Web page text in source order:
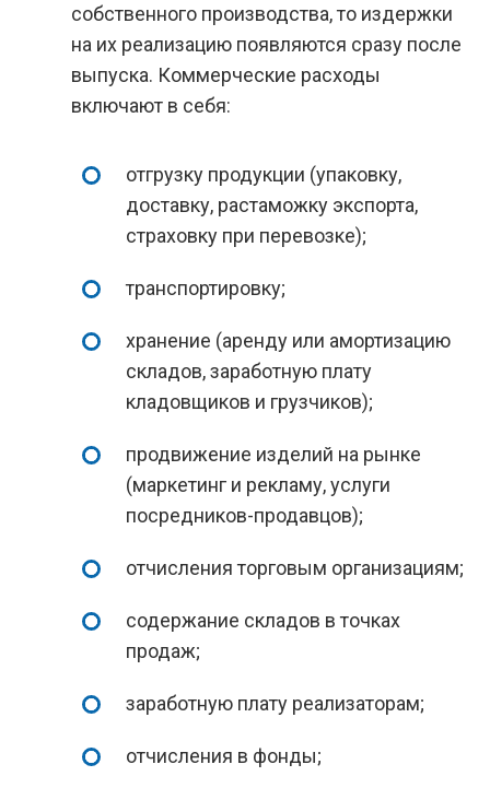
собственного производства, то издержки
на их реализацию появляются сразу после
выпуска. Коммерческие расходы
включают в себя:
отгрузку продукции (упаковку,
доставку, растаможку экспорта,
страховку при перевозке);
транспортировку;
хранение (аренду или амортизацию
складов, заработную плату
кладовщиков и грузчиков);
продвижение изделий на рынке
(маркетинг и рекламу, услуги
посредников-продавцов);
отчисления торговым организациям;
содержание складов в точках
продаж;
заработную плату реализаторам;
отчисления в фонды;